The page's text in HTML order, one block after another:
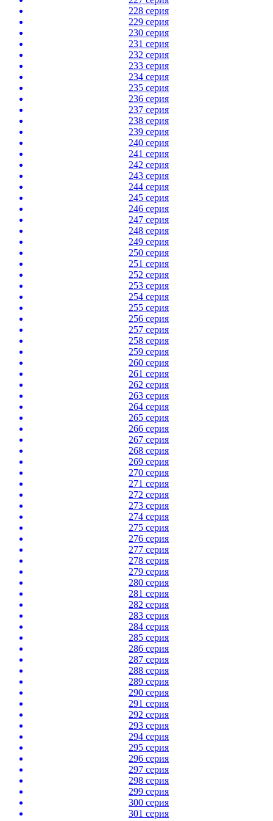
228 серия
229 серия
230 серия
231 серия
232 серия
233 серия
234 серия
235 серия
236 серия
237 серия
238 серия
239 серия
240 серия
241 серия
242 серия
243 серия
244 серия
245 серия
246 серия
247 серия
248 серия
249 серия
250 серия
251 серия
252 серия
253 серия
254 серия
255 серия
256 серия
257 серия
258 серия
259 серия
260 серия
261 серия
262 серия
263 серия
264 серия
265 серия
266 серия
267 серия
268 серия
269 серия
270 серия
271 серия
272 серия
273 серия
274 серия
275 серия
276 серия
277 серия
278 серия
279 серия
280 серия
281 серия
282 серия
283 серия
284 серия
285 серия
286 серия
287 серия
288 серия
289 серия
290 серия
291 серия
292 серия
293 серия
294 серия
295 серия
296 серия
297 серия
298 серия
299 серия
300 серия
301 серия